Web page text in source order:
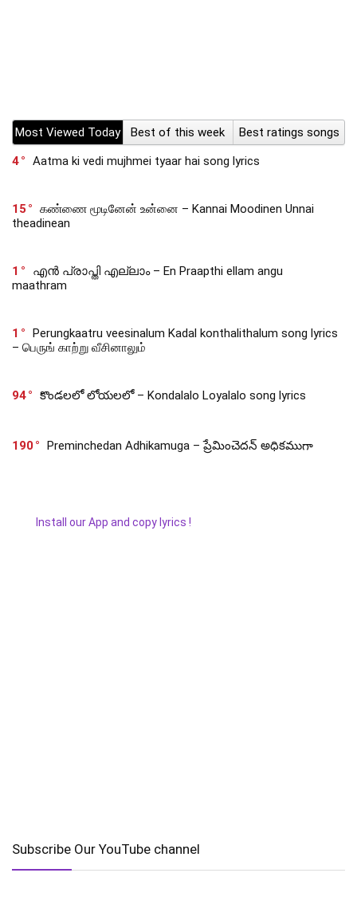
Most Viewed Today Best of this week
Best ratings songs
4
Aatma ki vedi mujhmei tyaar hai song lyrics
15
கண்ணை மூடினேன் உன்னை – Kannai Moodinen Unnai
theadinean
1
എൻ പ്രാപ്തി എല്ലാം – En Praapthi ellam angu
maathram
1
Perungkaatru veesinalum Kadal konthalithalum song lyrics
– பெருங் காற்று வீசினாலும்
94 కొండలలో లోయలలో – Kondalalo Loyalalo song lyrics
190 Preminchedan Adhikamuga – ప్రేమించెదన్ అధికముగా
Install our App and copy lyrics !
Subscribe Our YouTube channel